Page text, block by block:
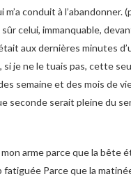
conduit à l’abandonner.
celui, immanquable,
aux dernières minutes
je ne le tuais pas, cette
semaine et des mois de
seconde serait pleine du
mon arme parce que la bête
Parce que la